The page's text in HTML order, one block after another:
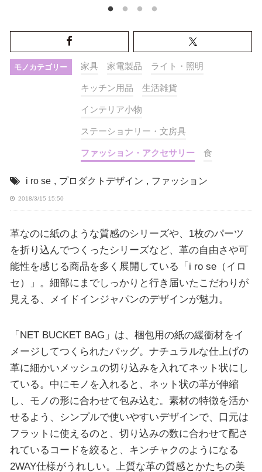
モノカテゴリー 家具 家電製品 ライト・照明
キッチン用品 生活雑貨
インテリア小物
ステーショナリー・文房具
ファッション・アクセサリー 食
i ro se , プロダクトデザイン , ファッション
2018/3/15 15:50
革なのに紙のような質感のシリーズや、1枚のパーツ
を折り込んでつくったシリーズなど、革の自由さや可
能性を感じる商品を多く展開している「i ro se（イロ
セ）」。細部にまでしっかりと行き届いたこだわりが
見える、メイドインジャパンのデザインが魅力。
「NET BUCKET BAG」は、梱包用の紙の緩衝材をイ
メージしてつくられたバッグ。ナチュラルな仕上げの
革に細かいメッシュの切り込みを入れてネット状にし
ている。中にモノを入れると、ネット状の革が伸縮
し、モノの形に合わせて包み込む。素材の特徴を活か
せるよう、シンプルで使いやすいデザインで、口元は
フラットに使えるのと、切り込みの数に合わせて配さ
れているコードを絞ると、キンチャクのようになる
2WAY仕様がうれしい。上質な革の質感とかたちの美